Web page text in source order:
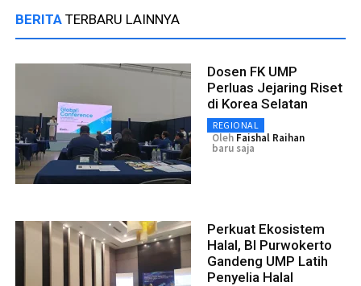
BERITA TERBARU LAINNYA
Dosen FK UMP
Perluas Jejaring Riset
di Korea Selatan
REGIONAL
Oleh Faishal Raihan
baru saja
Perkuat Ekosistem
Halal, BI Purwokerto
Gandeng UMP Latih
Penyelia Halal